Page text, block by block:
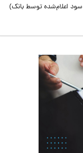
اعلام‌شده توسط بانک)